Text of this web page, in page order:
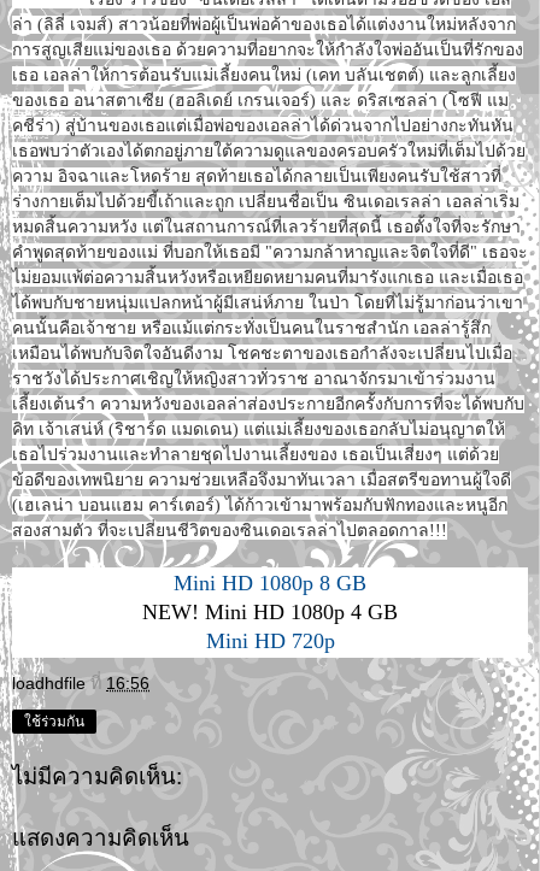
ล่า (ลิลี่ เจมส์) สาวน้อยที่พ่อผู้เป็นพ่อค้าของเธอได้แต่งงานใหม่หลังจาก
การสูญเสียแม่ของเธอ ด้วยความที่อยากจะให้กำลังใจพ่ออันเป็นที่รักของ
เธอ เอลล่าให้การต้อนรับแม่เลี้ยงคนใหม่ (เคท บลันเชตต์) และลูกเลี้ยง
ของเธอ อนาสตาเซีย (ฮอลิเดย์ เกรนเจอร์) และ ดริสเซลล่า (โซฟี แม
คชีร่า) สู่บ้านของเธอแต่เมื่อพ่อของเอลล่าได้ด่วนจากไปอย่างกะทันหัน
เธอพบว่าตัวเองได้ตกอยู่ภายใต้ความดูแลของครอบครัวใหม่ที่เต็มไปด้วย
ความ อิจฉาและโหดร้าย สุดท้ายเธอได้กลายเป็นเพียงคนรับใช้สาวที่
ร่างกายเต็มไปด้วยขี้เถ้าและถูก เปลี่ยนชื่อเป็น ซินเดอเรลล่า เอลล่าเริ่ม
หมดสิ้นความหวัง แต่ในสถานการณ์ที่เลวร้ายที่สุดนี้ เธอตั้งใจที่จะรักษา
คำพูดสุดท้ายของแม่ ที่บอกให้เธอมี "ความกล้าหาญและจิตใจที่ดี" เธอจะ
ไม่ยอมแพ้ต่อความสิ้นหวังหรือเหยียดหยามคนที่มารังแกเธอ และเมื่อเธอ
ได้พบกับชายหนุ่มแปลกหน้าผู้มีเสน่ห์ภาย ในป่า โดยที่ไม่รู้มาก่อนว่าเขา
คนนั้นคือเจ้าชาย หรือแม้แต่กระทั่งเป็นคนในราชสำนัก เอลล่ารู้สึก
เหมือนได้พบกับจิตใจอันดีงาม โชคชะตาของเธอกำลังจะเปลี่ยนไปเมื่อ
ราชวังได้ประกาศเชิญให้หญิงสาวทั่วราช อาณาจักรมาเข้าร่วมงาน
เลี้ยงเต้นรำ ความหวังของเอลล่าส่องประกายอีกครั้งกับการที่จะได้พบกับ
คิท เจ้าเสน่ห์ (ริชาร์ด แมดเดน) แต่แม่เลี้ยงของเธอกลับไม่อนุญาตให้
เธอไปร่วมงานและทำลายชุดไปงานเลี้ยงของ เธอเป็นเสี่ยงๆ แต่ด้วย
ข้อดีของเทพนิยาย ความช่วยเหลือจึงมาทันเวลา เมื่อสตรีขอทานผู้ใจดี
(เฮเลน่า บอนแฮม คาร์เตอร์) ได้ก้าวเข้ามาพร้อมกับฟักทองและหนูอีก
สองสามตัว ที่จะเปลี่ยนชีวิตของซินเดอเรลล่าไปตลอดกาล!!!
Mini HD 1080p 8 GB
NEW! Mini HD 1080p 4 GB
Mini HD 720p
loadhdfile ที่ 16:56
ใช้ร่วมกัน
ไม่มีความคิดเห็น:
แสดงความคิดเห็น